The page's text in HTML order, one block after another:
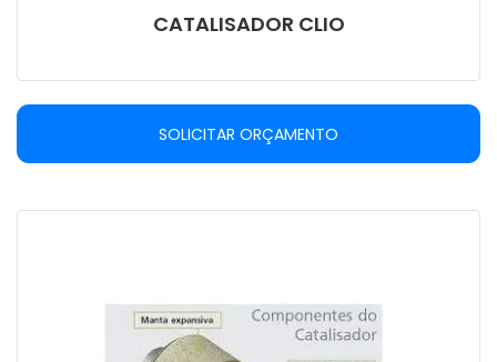
CATALISADOR CLIO
SOLICITAR ORÇAMENTO